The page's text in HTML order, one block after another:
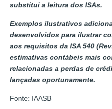
substitui a leitura dos ISAs.
Exemplos ilustrativos
desenvolvidos para ilustrar
aos requisitos da ISA 540
estimativas contábeis mais
relacionadas a perdas de
lançadas oportunamente.
Fonte: IAASB